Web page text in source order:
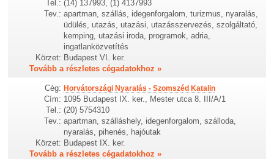
Tel.: (14) 137993, (1) 4137993
Tev.: apartman, szállás, idegenforgalom, turizmus, nyaralás,
üdülés, utazás, utazási, utazásszervezés, szolgáltató,
kemping, utazási iroda, programok, adria,
ingatlanközvetítés
Körzet: Budapest VI. ker.
Tovább a részletes cégadatokhoz »
Cég: Horvátországi Nyaralás - Szomszéd Katalin
Cím: 1095 Budapest IX. ker., Mester utca 8. III/A/1
Tel.: (20) 5754310
Tev.: apartman, szálláshely, idegenforgalom, szálloda,
nyaralás, pihenés, hajóutak
Körzet: Budapest IX. ker.
Tovább a részletes cégadatokhoz »